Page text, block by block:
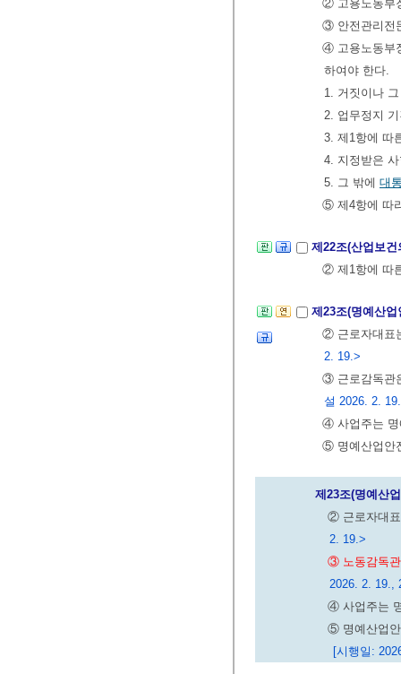
② 고용노동부
③ 안전관리전
④ 고용노동부
하여야 한다.
1. 거짓이나
2. 업무정지
3. 제1항에 따
4. 지정받은
5. 그 밖에 대
⑤ 제4항에 따
제22조(산업보
② 제1항에 따
제23조(명예산
② 근로자대표
2. 19.>
③ 근로감독관
설 2026. 2.
④ 사업주는 명
⑤ 명예산업안
제23조(명예산
② 근로자대표
2. 19.>
③ 노동감독관
2026. 2. 19.,
④ 사업주는
⑤ 명예산업
[시행일: